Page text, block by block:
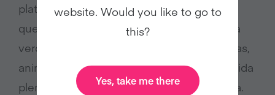
plataformas de redes sociales con afiches
que buscan educar a las personas sobre la
verdadera naturaleza de los pollos y gallinas,
animales sociales y capaces de vivir una vida
plena lejos de la explotación de la industria.
website. Would you like to go to
this?
Yes, take me there